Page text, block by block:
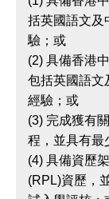
括英國語文及
驗；或
(2) 具備香港
包括英國語文
經驗；或
(3) 完成獲有
程，並具有最
(4) 具備資歷
(RPL)資歷，